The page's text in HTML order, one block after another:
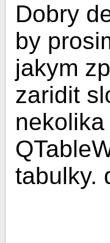
Dobry
by
jakym
zaridit
tabulky.